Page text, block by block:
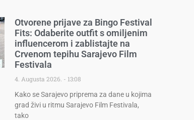
Otvorene prijave za Bingo Festival
Fits: Odaberite outfit s omiljenim
influencerom i zablistajte na
Crvenom tepihu Sarajevo Film
Festivala
4. Augusta 2026.
13:08
Kako se Sarajevo priprema za dane u kojima
grad živi u ritmu Sarajevo Film Festivala,
tako